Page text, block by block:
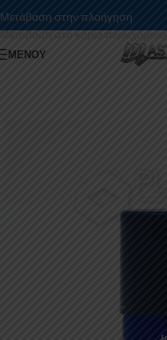
Μετάβαση στην πλοήγηση
Μετάβαση στο κύριο περιεχόμενο
ΜΕΝΟΎ